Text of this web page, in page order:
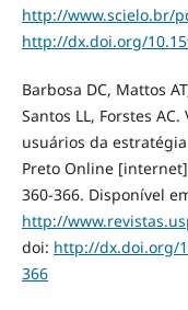
http://www.scielo.br/
http://dx.doi.org/
Barbosa DC, Mattos
Santos LL, Forstes
usuários da
Preto Online
360-366. Disponível
http://
doi: http://dx.doi.org/
366